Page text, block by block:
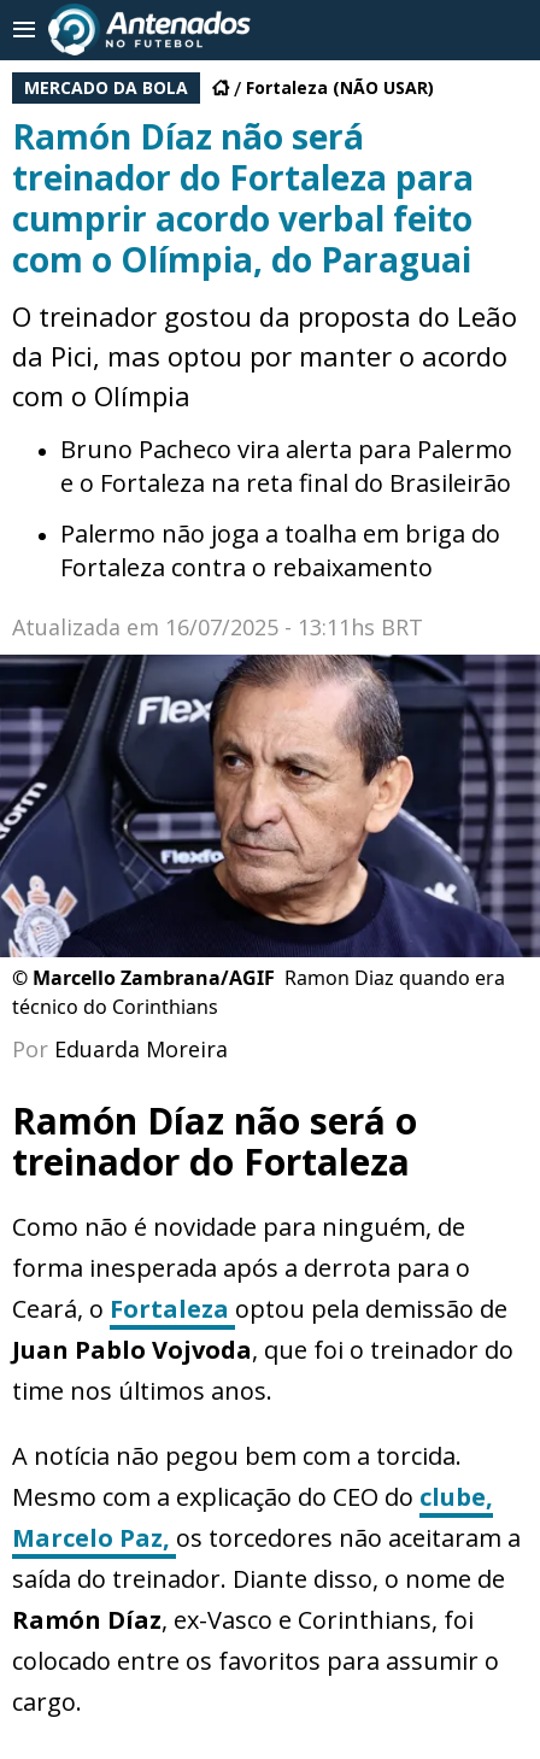
MERCADO DA BOLA Fortaleza (NÃO USAR)
Ramón Díaz não será
treinador do Fortaleza para
cumprir acordo verbal feito
com o Olímpia, do Paraguai
O treinador gostou da proposta do Leão
da Pici, mas optou por manter o acordo
com o Olímpia
Bruno Pacheco vira alerta para Palermo
e o Fortaleza na reta final do Brasileirão
Palermo não joga a toalha em briga do
Fortaleza contra o rebaixamento
Atualizada em 16/07/2025 - 13:11hs BRT
© Marcello Zambrana/AGIF Ramon Diaz quando era
técnico do Corinthians
Por Eduarda Moreira
Ramón Díaz não será o
treinador do Fortaleza
Como não é novidade para ninguém, de
forma inesperada após a derrota para o
Ceará, o Fortaleza optou pela demissão de
Juan Pablo Vojvoda, que foi o treinador do
time nos últimos anos.
A notícia não pegou bem com a torcida.
Mesmo com a explicação do CEO do clube,
Marcelo Paz, os torcedores não aceitaram a
saída do treinador. Diante disso, o nome de
Ramón Díaz, ex-Vasco e Corinthians, foi
colocado entre os favoritos para assumir o
cargo.